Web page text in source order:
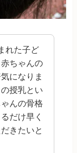
れた子ど
ちゃんの
になりま
授乳とい
んの骨格
だけ早く
きたいと